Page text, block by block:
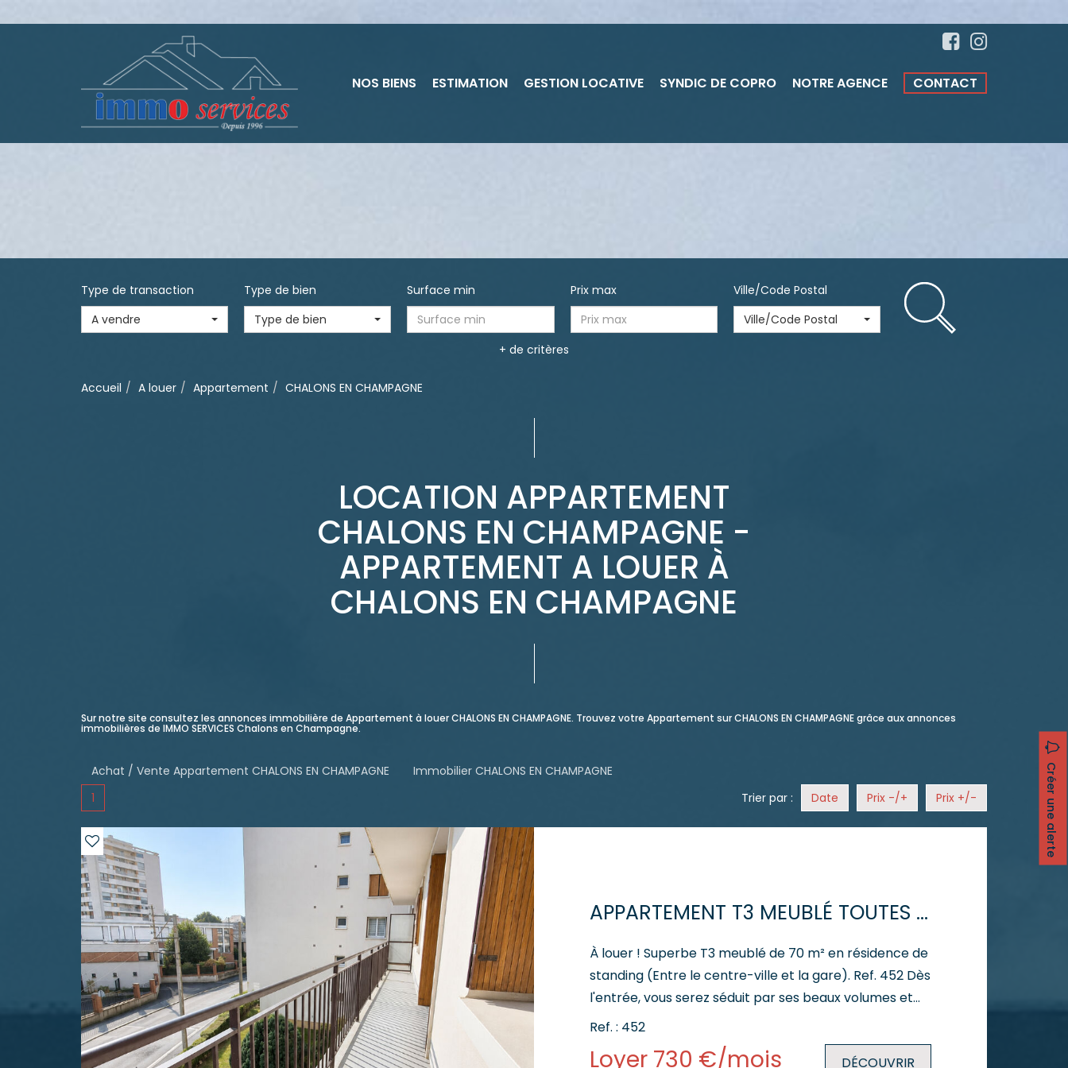
NOS BIENS ESTIMATION GESTION LOCATIVE SYNDIC DE COPRO NOTRE AGENCE CONTACT
Type de transaction
A vendre
Type de bien
Type de bien
Surface min Prix max
Ville/Code Postal
Ville/Code Postal
+ de critères
Accueil A louer Appartement CHALONS EN CHAMPAGNE
LOCATION APPARTEMENT
CHALONS EN CHAMPAGNE -
APPARTEMENT A LOUER À
CHALONS EN CHAMPAGNE
Sur notre site consultez les annonces immobilière de Appartement à louer CHALONS EN CHAMPAGNE. Trouvez votre Appartement sur CHALONS EN CHAMPAGNE grâce aux annonces
immobilières de IMMO SERVICES Chalons en Champagne.
Achat / Vente Appartement CHALONS EN CHAMPAGNE Immobilier CHALONS EN CHAMPAGNE Créer une alerte
1 Trier par : Date Prix -/+ Prix +/-
APPARTEMENT T3 MEUBLÉ TOUTES CHARGES COMPRISES
À louer ! Superbe T3 meublé de 70 m² en résidence de
standing (Entre le centre-ville et la gare). Ref. 452 Dès
l'entrée, vous serez séduit par ses beaux volumes et
ses nombreux rangements. L'appartement comprend
: - Une belle entrée accueillante. - Une cuisine
Ref. : 452
Loyer 730 €/mois DÉCOUVRIR